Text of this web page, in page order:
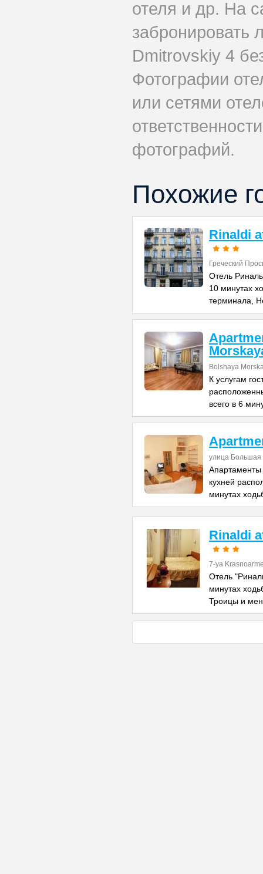
отеля и др. На
забронировать
Dmitrovskiy 4
Фотографии
или сетями
фотографий.
Похожие
Rinaldi
Греческий
Отель
10 минутах
терминала,
Bolshaya
К услугам
всего в 6
улица Большая
кухней
минутах
Rinaldi
7-ya
Отель
минутах
Троицы и